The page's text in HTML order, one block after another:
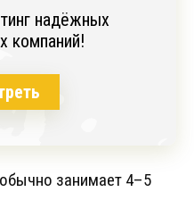
надёжных
компаний!
занимает 4–5